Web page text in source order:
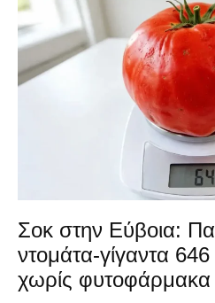
Σοκ στην Εύβοια:
ντομάτα-γίγαντα
χωρίς